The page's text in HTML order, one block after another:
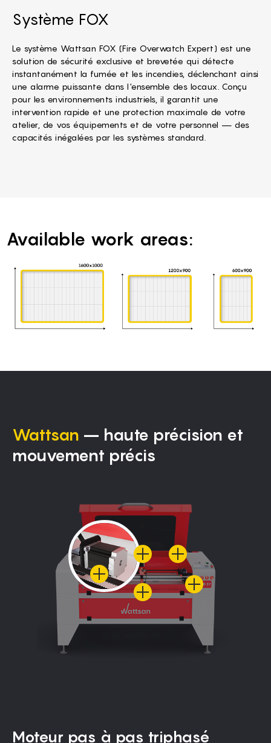
Système FOX
Le système Wattsan FOX (Fire Overwatch Expert) est une
solution de sécurité exclusive et brevetée qui détecte
instantanément la fumée et les incendies, déclenchant ainsi
une alarme puissante dans l'ensemble des locaux. Conçu
pour les environnements industriels, il garantit une
intervention rapide et une protection maximale de votre
atelier, de vos équipements et de votre personnel — des
capacités inégalées par les systèmes standard.
Available work areas:
Wattsan – haute précision et
mouvement précis
Moteur pas à pas triphasé